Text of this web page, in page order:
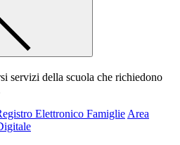
servizi della scuola che richiedono
Elettronico Famiglie Area